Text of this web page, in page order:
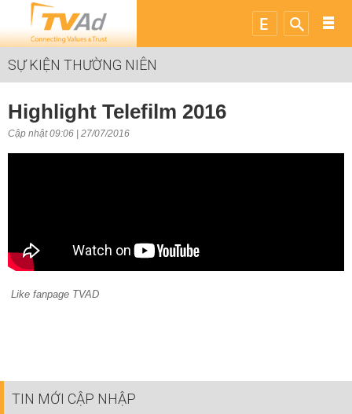
SỰ KIỆN THƯỜNG NIÊN
Highlight Telefilm 2016
Cập nhật 09:06 | 27/07/2016
Like fanpage TVAD
TIN MỚI CẬP NHẬP